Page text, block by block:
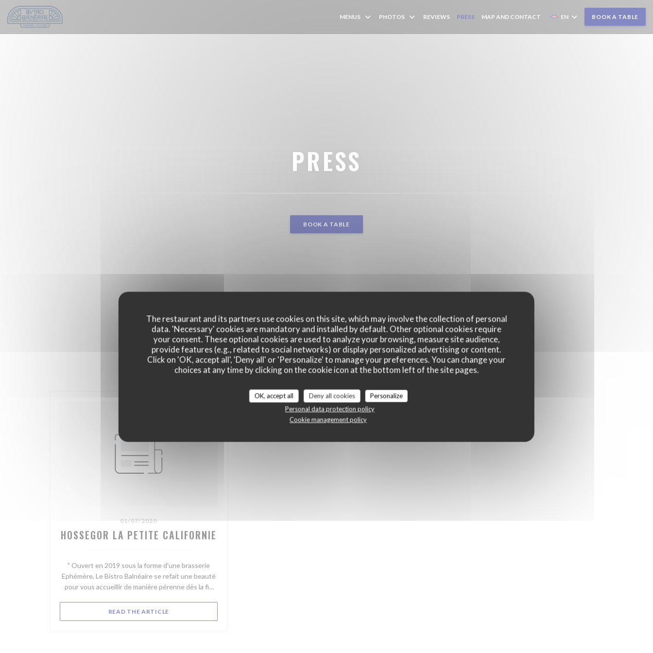
Personalizing your cookie choices
The restaurant and its partners use cookies on this site, which may involve the collection of personal
data. 'Necessary' cookies are mandatory and installed by default. Other optional cookies require
your consent. These optional cookies are used to analyze your browsing, measure site audience,
provide features (e.g., related to social networks) or display personalized advertising or content.
Click on 'OK, accept all', 'Deny all' or 'Personalize' to manage your preferences. You can change your
choices at any time by clicking on the cookie icon at the bottom left of the site pages.
OK, accept all Deny all cookies
Personalize
Personal data protection policy
Cookie management policy
MENUS PHOTOS REVIEWS PRESS MAP AND CONTACT EN BOOK A TABLE
PRESS
BOOK A TABLE
01/07/2020
HOSSEGOR LA PETITE CALIFORNIE
" Ouvert en 2019 sous la forme d'une brasserie
Ephémère, Le Bistro Balnéaire se refait une beauté
pour vous accueillir de manière pérenne dès la fin
Basco Landaise, disposera d'une salle à l'étage et
d'une terrasse avec une vue panoramique sur le lac.
READ THE ARTICLE